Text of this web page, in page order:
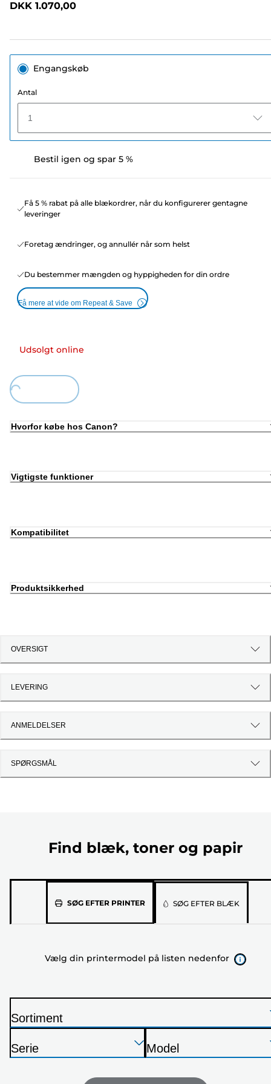
DKK 1.070,00
Engangskøb
Antal
1
Bestil igen og spar 5 %
Få 5 % rabat på alle blækordrer, når du konfigurerer gentagne
leveringer
Foretag ændringer, og annullér når som helst
Du bestemmer mængden og hyppigheden for din ordre
Få mere at vide om Repeat & Save
Udsolgt online
Loading...
Hvorfor købe hos Canon?
Vigtigste funktioner
Kompatibilitet
Produktsikkerhed
OVERSIGT
LEVERING
ANMELDELSER
SPØRGSMÅL
Find blæk, toner og papir
SØG EFTER PRINTERVælg
listen
SØG EFTER BLÆK
Vælg din printermodel på listen nedenfor
Tryk
Enter
P
Sortiment
Tryk
Enter
P
Serie
Tryk
Enter
P
r
Model